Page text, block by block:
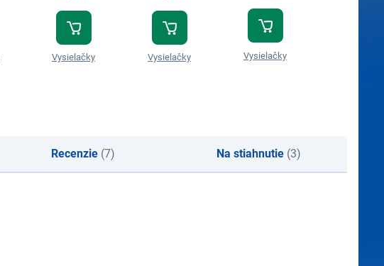
Vysielačky Vysielačky Vysielačky
Recenzie(7) Na stiahnutie (3)